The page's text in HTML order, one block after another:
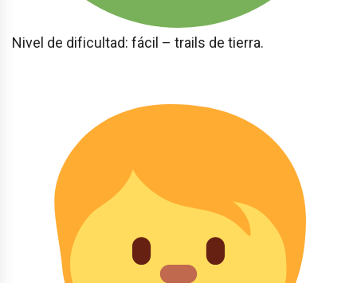
Nivel de dificultad: fácil – trails de tierra.